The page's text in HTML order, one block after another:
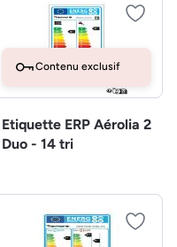
Contenu exclusif
Etiquette ERP Aérolia 2
Duo - 14 tri